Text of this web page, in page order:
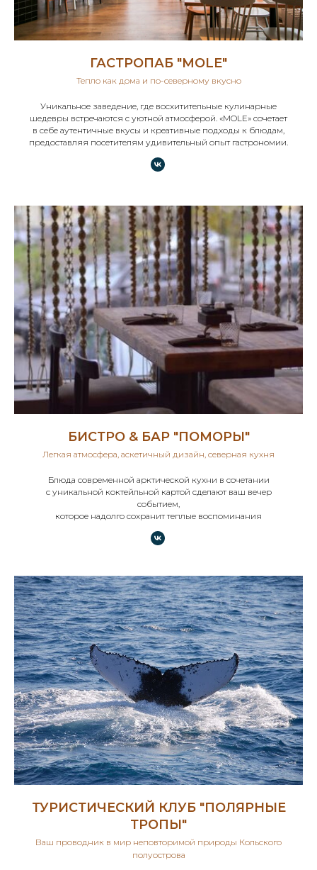
ГАСТРОПАБ "MOLE"
Тепло как дома и по-северному вкусно
Уникальное заведение, где восхитительные кулинарные
шедевры встречаются с уютной атмосферой. «MOLE» сочетает
в себе аутентичные вкусы и креативные подходы к блюдам,
предоставляя посетителям удивительный опыт гастрономии.
БИСТРО & БАР "ПОМОРЫ"
Легкая атмосфера, аскетичный дизайн, северная кухня
Блюда современной арктической кухни в сочетании
с уникальной коктейльной картой сделают ваш вечер
событием,
которое надолго сохранит теплые воспоминания
ТУРИСТИЧЕСКИЙ КЛУБ "ПОЛЯРНЫЕ
ТРОПЫ"
Ваш проводник в мир неповторимой природы Кольского
полуострова